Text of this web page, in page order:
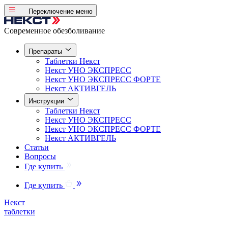
Переключение меню
Современное обезболивание
Препараты
Таблетки Некст
Некст УНО ЭКСПРЕСС
Некст УНО ЭКСПРЕСС ФОРТЕ
Некст АКТИВГЕЛЬ
Инструкции
Таблетки Некст
Некст УНО ЭКСПРЕСС
Некст УНО ЭКСПРЕСС ФОРТЕ
Некст АКТИВГЕЛЬ
Статьи
Вопросы
Где купить
Где купить
Некст
таблетки